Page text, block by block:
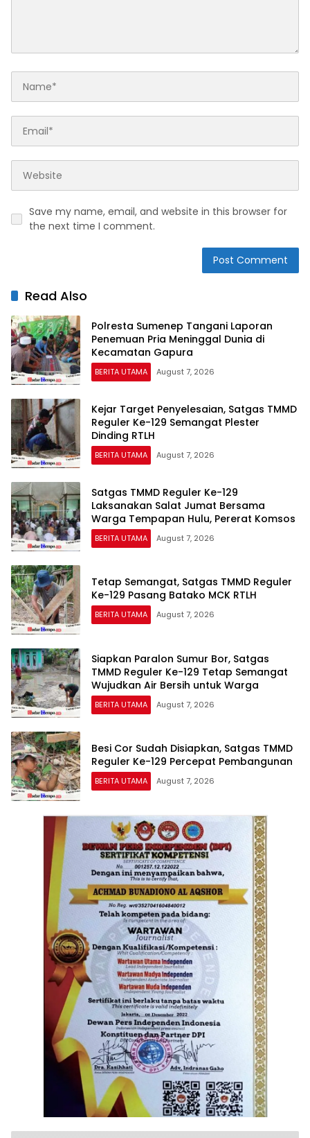
Save my name, email, and website in this browser for
the next time I comment.
Read Also
Polresta Sumenep Tangani Laporan
Penemuan Pria Meninggal Dunia di
Kecamatan Gapura
BERITA UTAMA August 7, 2026
Kejar Target Penyelesaian, Satgas TMMD
Reguler Ke-129 Semangat Plester
Dinding RTLH
BERITA UTAMA August 7, 2026
Satgas TMMD Reguler Ke-129
Laksanakan Salat Jumat Bersama
Warga Tempapan Hulu, Pererat Komsos
BERITA UTAMA August 7, 2026
Tetap Semangat, Satgas TMMD Reguler
Ke-129 Pasang Batako MCK RTLH
BERITA UTAMA August 7, 2026
Siapkan Paralon Sumur Bor, Satgas
TMMD Reguler Ke-129 Tetap Semangat
Wujudkan Air Bersih untuk Warga
BERITA UTAMA August 7, 2026
Besi Cor Sudah Disiapkan, Satgas TMMD
Reguler Ke-129 Percepat Pembangunan
BERITA UTAMA August 7, 2026